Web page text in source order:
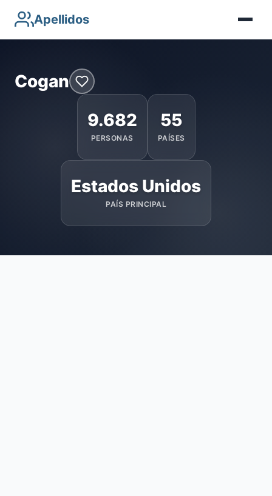
Apellidos
Cogan
9.682
PERSONAS
55
PAÍSES
Estados Unidos
PAÍS PRINCIPAL